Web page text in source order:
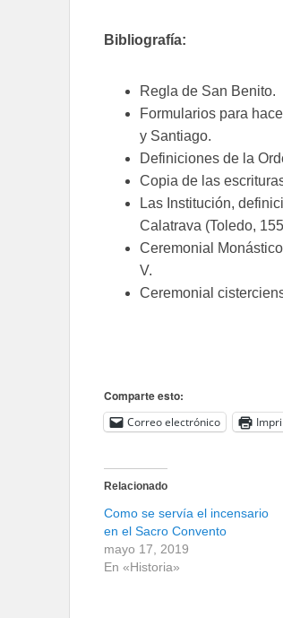
Bibliografía:
Regla de San Benito.
Formularios para
y Santiago.
Definiciones de la
Copia de las
Las Institución,
Calatrava (Toledo,
Ceremonial
V.
Ceremonial
Comparte esto:
Correo electrónico
Relacionado
Como se servía el incensario
en el Sacro Convento
mayo 17, 2019
En «Historia»